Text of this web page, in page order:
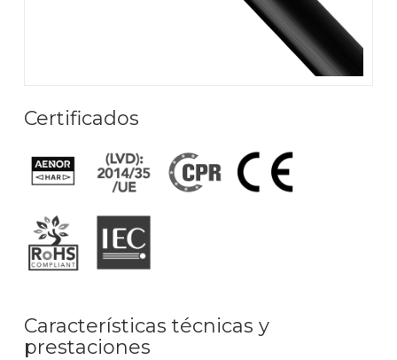
Certificados
Características técnicas y
prestaciones